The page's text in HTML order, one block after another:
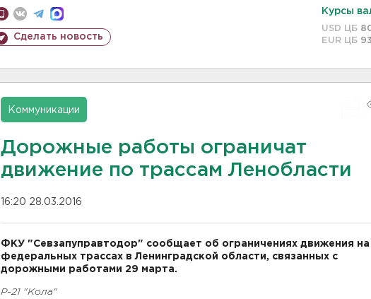
Сделать новость
Курсы
USD ЦБ
EUR ЦБ
Коммуникации
Дорожные работы ограничат
движение по трассам Ленобласти
16:20 28.03.2016
ФКУ "Севзапуправтодор" сообщает об ограничениях движения на
федеральных трассах в Ленинградской области, связанных с
дорожными работами 29 марта.
Р-21 "Кола"